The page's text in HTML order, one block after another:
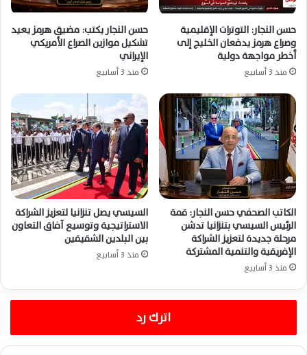
حسن النجار: التوترات الإقليمية
وصراع هرمز يدفعان الخليج إلى
أخطر مواجهة دولية
منذ 3 أسابيع
حسن النجار يكتب: مضيق هرمز يعيد
تشكيل موازين الصراع الأمريكي
الإيراني
منذ 3 أسابيع
الكاتب الصحفي حسن النجار: قمة
الرئيس السيسي بتنزانيا تدشن
مرحلة جديدة لتعزيز الشراكة
الإفريقية والتنمية المشتركة
منذ 3 أسابيع
السيسي يصل تنزانيا لتعزيز الشراكة
الاستراتيجية وتوسيع آفاق التعاون
بين البلدين الشقيقين
منذ 3 أسابيع
اترك رد